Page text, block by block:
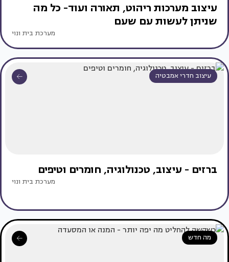
עיצוב מערכות ריהוט, תאורה ועוד- כל מה
שניתן לעשות עם שעם
מערכת בית ונוי
עיצוב חדרי אמבטיה
ברזים - עיצוב, טכנולוגיה, חומרים וטיפים
מערכת בית ונוי
מה חדש